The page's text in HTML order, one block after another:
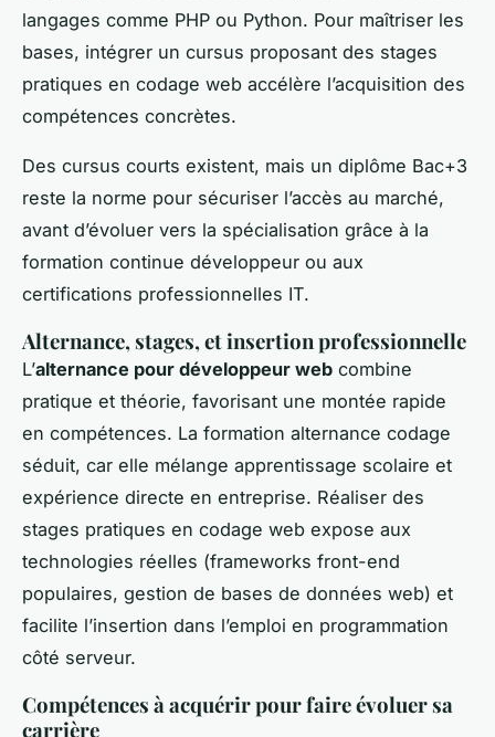
langages comme PHP ou Python. Pour maîtriser les
bases, intégrer un cursus proposant des stages
pratiques en codage web accélère l’acquisition des
compétences concrètes.
Des cursus courts existent, mais un diplôme Bac+3
reste la norme pour sécuriser l’accès au marché,
avant d’évoluer vers la spécialisation grâce à la
formation continue développeur ou aux
certifications professionnelles IT.
Alternance, stages, et insertion professionnelle
L’alternance pour développeur web combine
pratique et théorie, favorisant une montée rapide
en compétences. La formation alternance codage
séduit, car elle mélange apprentissage scolaire et
expérience directe en entreprise. Réaliser des
stages pratiques en codage web expose aux
technologies réelles (frameworks front-end
populaires, gestion de bases de données web) et
facilite l’insertion dans l’emploi en programmation
côté serveur.
Compétences à acquérir pour faire évoluer sa
carrière